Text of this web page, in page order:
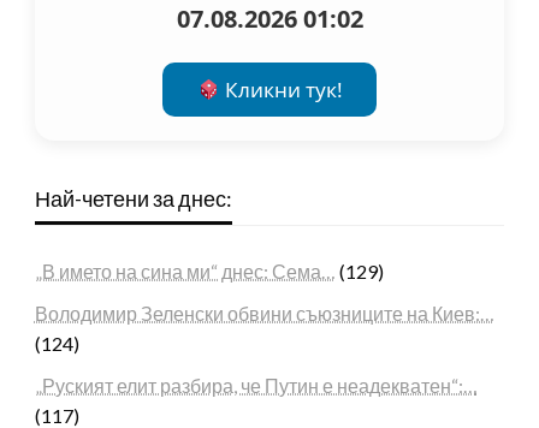
07.08.2026 01:02
Кликни тук!
Най-четени за днес:
„В името на сина ми“ днес: Сема… (129)
Володимир Зеленски обвини съюзниците на Киев:…
(124)
„Руският елит разбира, че Путин е неадекватен“:…
(117)